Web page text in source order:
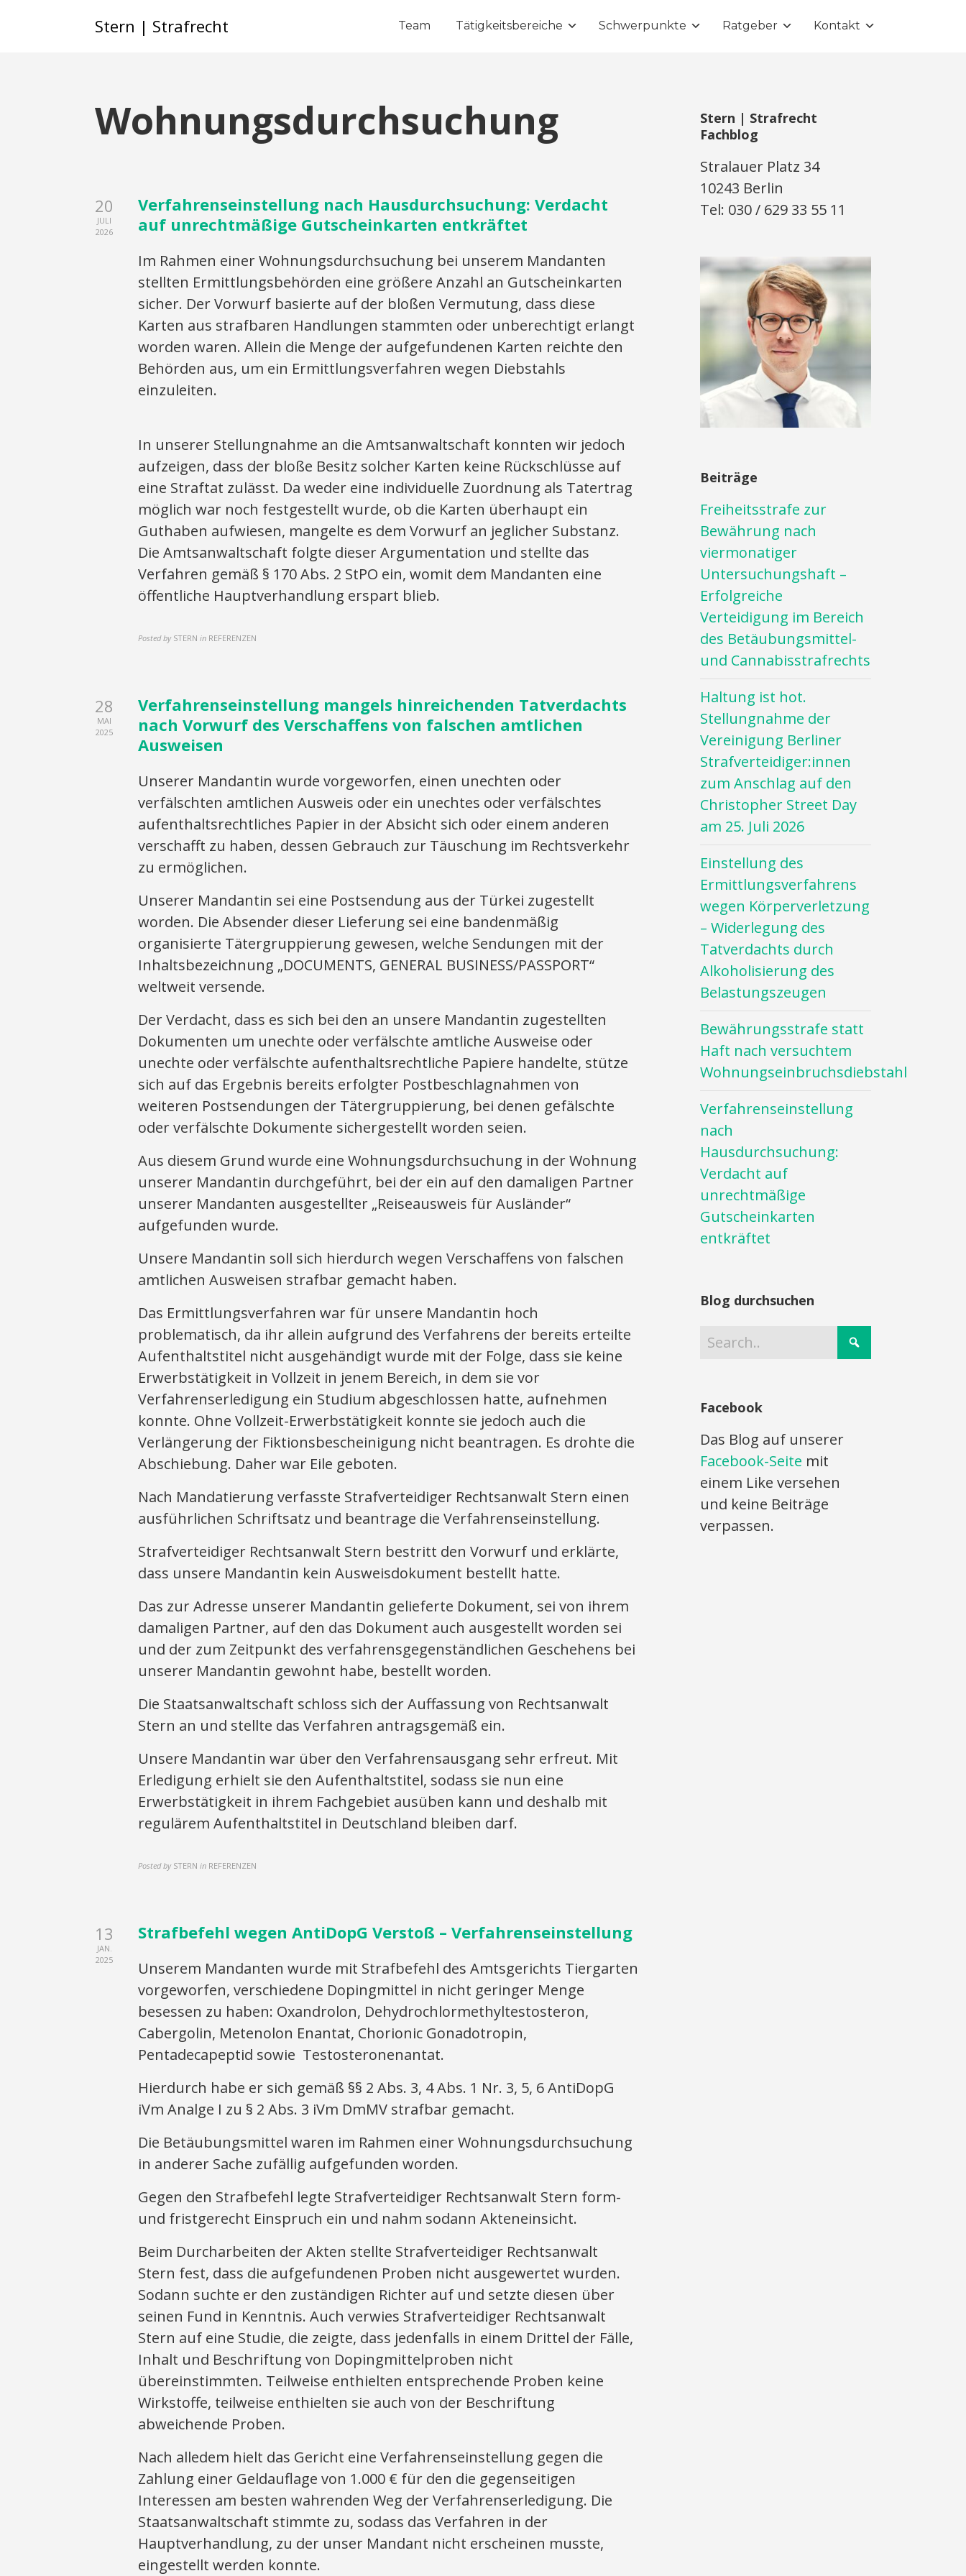
Stern | Strafrecht Team Tätigkeitsbereiche Schwerpunkte Ratgeber Kontakt
Wohnungsdurchsuchung
20
JULI
2026
Verfahrenseinstellung nach Hausdurchsuchung: Verdacht
auf unrechtmäßige Gutscheinkarten entkräftet
Im Rahmen einer Wohnungsdurchsuchung bei unserem Mandanten
stellten Ermittlungsbehörden eine größere Anzahl an Gutscheinkarten
sicher. Der Vorwurf basierte auf der bloßen Vermutung, dass diese
Karten aus strafbaren Handlungen stammten oder unberechtigt erlangt
worden waren. Allein die Menge der aufgefundenen Karten reichte den
Behörden aus, um ein Ermittlungsverfahren wegen Diebstahls
einzuleiten.
In unserer Stellungnahme an die Amtsanwaltschaft konnten wir jedoch
aufzeigen, dass der bloße Besitz solcher Karten keine Rückschlüsse auf
eine Straftat zulässt. Da weder eine individuelle Zuordnung als Tatertrag
möglich war noch festgestellt wurde, ob die Karten überhaupt ein
Guthaben aufwiesen, mangelte es dem Vorwurf an jeglicher Substanz.
Die Amtsanwaltschaft folgte dieser Argumentation und stellte das
Verfahren gemäß § 170 Abs. 2 StPO ein, womit dem Mandanten eine
öffentliche Hauptverhandlung erspart blieb.
Posted by STERN in REFERENZEN
28
MAI
2025
Verfahrenseinstellung mangels hinreichenden Tatverdachts
nach Vorwurf des Verschaffens von falschen amtlichen
Ausweisen
Unserer Mandantin wurde vorgeworfen, einen unechten oder
verfälschten amtlichen Ausweis oder ein unechtes oder verfälschtes
aufenthaltsrechtliches Papier in der Absicht sich oder einem anderen
verschafft zu haben, dessen Gebrauch zur Täuschung im Rechtsverkehr
zu ermöglichen.
Unserer Mandantin sei eine Postsendung aus der Türkei zugestellt
worden. Die Absender dieser Lieferung sei eine bandenmäßig
organisierte Tätergruppierung gewesen, welche Sendungen mit der
Inhaltsbezeichnung „DOCUMENTS, GENERAL BUSINESS/PASSPORT“
weltweit versende.
Der Verdacht, dass es sich bei den an unsere Mandantin zugestellten
Dokumenten um unechte oder verfälschte amtliche Ausweise oder
unechte oder verfälschte aufenthaltsrechtliche Papiere handelte, stütze
sich auf das Ergebnis bereits erfolgter Postbeschlagnahmen von
weiteren Postsendungen der Tätergruppierung, bei denen gefälschte
oder verfälschte Dokumente sichergestellt worden seien.
Aus diesem Grund wurde eine Wohnungsdurchsuchung in der Wohnung
unserer Mandantin durchgeführt, bei der ein auf den damaligen Partner
unserer Mandanten ausgestellter „Reiseausweis für Ausländer“
aufgefunden wurde.
Unsere Mandantin soll sich hierdurch wegen Verschaffens von falschen
amtlichen Ausweisen strafbar gemacht haben.
Das Ermittlungsverfahren war für unsere Mandantin hoch
problematisch, da ihr allein aufgrund des Verfahrens der bereits erteilte
Aufenthaltstitel nicht ausgehändigt wurde mit der Folge, dass sie keine
Erwerbstätigkeit in Vollzeit in jenem Bereich, in dem sie vor
Verfahrenserledigung ein Studium abgeschlossen hatte, aufnehmen
konnte. Ohne Vollzeit-Erwerbstätigkeit konnte sie jedoch auch die
Verlängerung der Fiktionsbescheinigung nicht beantragen. Es drohte die
Abschiebung. Daher war Eile geboten.
Nach Mandatierung verfasste Strafverteidiger Rechtsanwalt Stern einen
ausführlichen Schriftsatz und beantrage die Verfahrenseinstellung.
Strafverteidiger Rechtsanwalt Stern bestritt den Vorwurf und erklärte,
dass unsere Mandantin kein Ausweisdokument bestellt hatte.
Das zur Adresse unserer Mandantin gelieferte Dokument, sei von ihrem
damaligen Partner, auf den das Dokument auch ausgestellt worden sei
und der zum Zeitpunkt des verfahrensgegenständlichen Geschehens bei
unserer Mandantin gewohnt habe, bestellt worden.
Die Staatsanwaltschaft schloss sich der Auffassung von Rechtsanwalt
Stern an und stellte das Verfahren antragsgemäß ein.
Unsere Mandantin war über den Verfahrensausgang sehr erfreut. Mit
Erledigung erhielt sie den Aufenthaltstitel, sodass sie nun eine
Erwerbstätigkeit in ihrem Fachgebiet ausüben kann und deshalb mit
regulärem Aufenthaltstitel in Deutschland bleiben darf.
Posted by STERN in REFERENZEN
13
JAN.
2025
Strafbefehl wegen AntiDopG Verstoß – Verfahrenseinstellung
Unserem Mandanten wurde mit Strafbefehl des Amtsgerichts Tiergarten
vorgeworfen, verschiedene Dopingmittel in nicht geringer Menge
besessen zu haben: Oxandrolon, Dehydrochlormethyltestosteron,
Cabergolin, Metenolon Enantat, Chorionic Gonadotropin,
Pentadecapeptid sowie Testosteronenantat.
Hierdurch habe er sich gemäß §§ 2 Abs. 3, 4 Abs. 1 Nr. 3, 5, 6 AntiDopG
iVm Analge I zu § 2 Abs. 3 iVm DmMV strafbar gemacht.
Die Betäubungsmittel waren im Rahmen einer Wohnungsdurchsuchung
in anderer Sache zufällig aufgefunden worden.
Gegen den Strafbefehl legte Strafverteidiger Rechtsanwalt Stern form-
und fristgerecht Einspruch ein und nahm sodann Akteneinsicht.
Beim Durcharbeiten der Akten stellte Strafverteidiger Rechtsanwalt
Stern fest, dass die aufgefundenen Proben nicht ausgewertet wurden.
Sodann suchte er den zuständigen Richter auf und setzte diesen über
seinen Fund in Kenntnis. Auch verwies Strafverteidiger Rechtsanwalt
Stern auf eine Studie, die zeigte, dass jedenfalls in einem Drittel der Fälle,
Inhalt und Beschriftung von Dopingmittelproben nicht
übereinstimmten. Teilweise enthielten entsprechende Proben keine
Wirkstoffe, teilweise enthielten sie auch von der Beschriftung
abweichende Proben.
Nach alledem hielt das Gericht eine Verfahrenseinstellung gegen die
Zahlung einer Geldauflage von 1.000 € für den die gegenseitigen
Interessen am besten wahrenden Weg der Verfahrenserledigung. Die
Staatsanwaltschaft stimmte zu, sodass das Verfahren in der
Hauptverhandlung, zu der unser Mandant nicht erscheinen musste,
eingestellt werden konnte.
Stern | Strafrecht
Fachblog
Stralauer Platz 34
10243 Berlin
Tel: 030 / 629 33 55 11
Beiträge
Freiheitsstrafe zur
Bewährung nach
viermonatiger
Untersuchungshaft –
Erfolgreiche
Verteidigung im Bereich
des Betäubungsmittel-
und Cannabisstrafrechts
Haltung ist hot.
Stellungnahme der
Vereinigung Berliner
Strafverteidiger:innen
zum Anschlag auf den
Christopher Street Day
am 25. Juli 2026
Einstellung des
Ermittlungsverfahrens
wegen Körperverletzung
– Widerlegung des
Tatverdachts durch
Alkoholisierung des
Belastungszeugen
Bewährungsstrafe statt
Haft nach versuchtem
Wohnungseinbruchsdiebstahl
Verfahrenseinstellung
nach
Hausdurchsuchung:
Verdacht auf
unrechtmäßige
Gutscheinkarten
entkräftet
Blog durchsuchen
Facebook
Das Blog auf unserer
Facebook-Seite mit
einem Like versehen
und keine Beiträge
verpassen.